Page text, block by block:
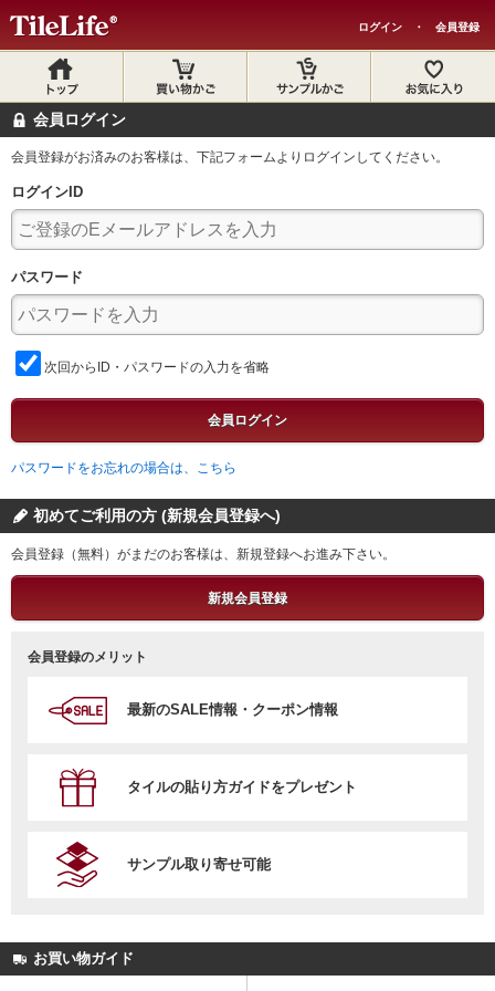
ログイン ・ 会員登録
会員ログイン
会員登録がお済みのお客様は、下記フォームよりログインしてください。
ログインID
パスワード
次回からID・パスワードの入力を省略
会員ログイン
パスワードをお忘れの場合は、こちら
初めてご利用の方 (新規会員登録へ)
会員登録（無料）がまだのお客様は、新規登録へお進み下さい。
新規会員登録
会員登録のメリット
最新のSALE情報・クーポン情報
タイルの貼り方ガイドをプレゼント
サンプル取り寄せ可能
お買い物ガイド